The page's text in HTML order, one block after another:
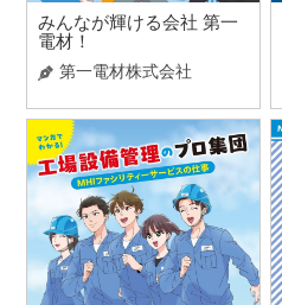
みんなが輝ける会社 第一
電材！
第一電材株式会社